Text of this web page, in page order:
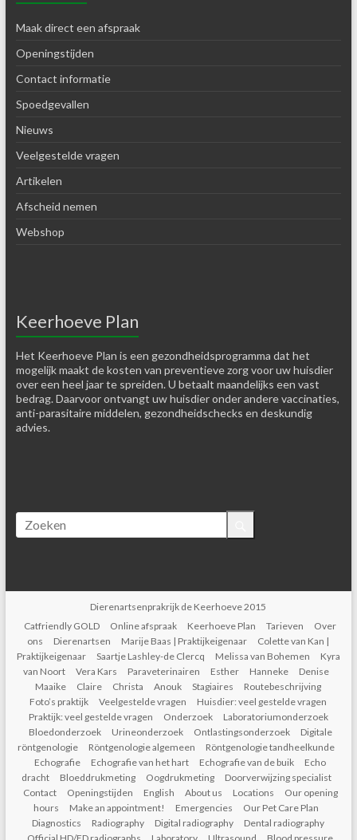
Maak direct een afspraak
Openingstijden
Contact informatie
Spoedgevallen
Nieuws
Veelgestelde vragen
Artikelen
Afscheid nemen
Webshop
Keerhoeve Plan
Het Keerhoeve Plan is een gezondheidsprogramma dat het
mogelijk maakt de kosten van preventieve zorg voor uw huisdier
over een heel jaar te spreiden. U betaalt maandelijks een vast
bedrag. Daarvoor ontvangt uw huisdier onder andere vaccinaties,
anti-parasitaire middelen, gezondheidschecks en deskundig
advies.
Dierenartsenprakrijk de Keerhoeve 2015
Catfriendly GOLD
Online afspraak Keerhoeve Plan Tarieven
Over
ons
Dierenartsen Marije Baas | Praktijkeigenaar
Colette van Kan |
Praktijkeigenaar
Saartje Lashley-de Clercq Melissa van Bohemen
Kyra
van Noort
Vera Kars Paraveterinairen Esther Hanneke
Denise
Maaike
Claire Christa Anouk Stagiaires
Routebeschrijving
Foto’s praktijk
Veelgestelde vragen
Huisdier: veel gestelde vragen
Praktijk: veel gestelde vragen
Onderzoek
Laboratoriumonderzoek
Bloedonderzoek
Urineonderzoek Ontlastingsonderzoek
Digitale
röntgenologie
Röntgenologie algemeen
Röntgenologie tandheelkunde
Echografie
Echografie van het hart Echografie van de buik
Echo
dracht
Bloeddrukmeting Oogdrukmeting
Doorverwijzing specialist
Contact
Openingstijden English About us Locations
Our opening
hours
Make an appointment! Emergencies
Our Pet Care Plan
Diagnostics
Radiography Digital radiography
Dental radiography